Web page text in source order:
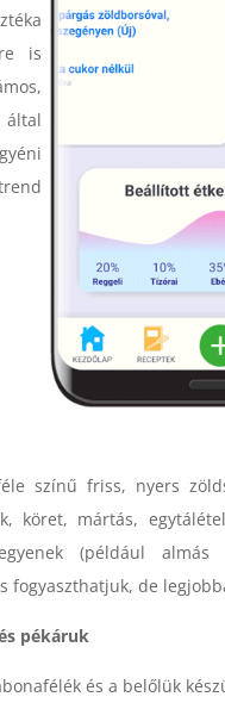
is
színű friss, nyers
köret, mártás,
(például
fogyaszthatjuk, de
pékáruk
és a belőlük